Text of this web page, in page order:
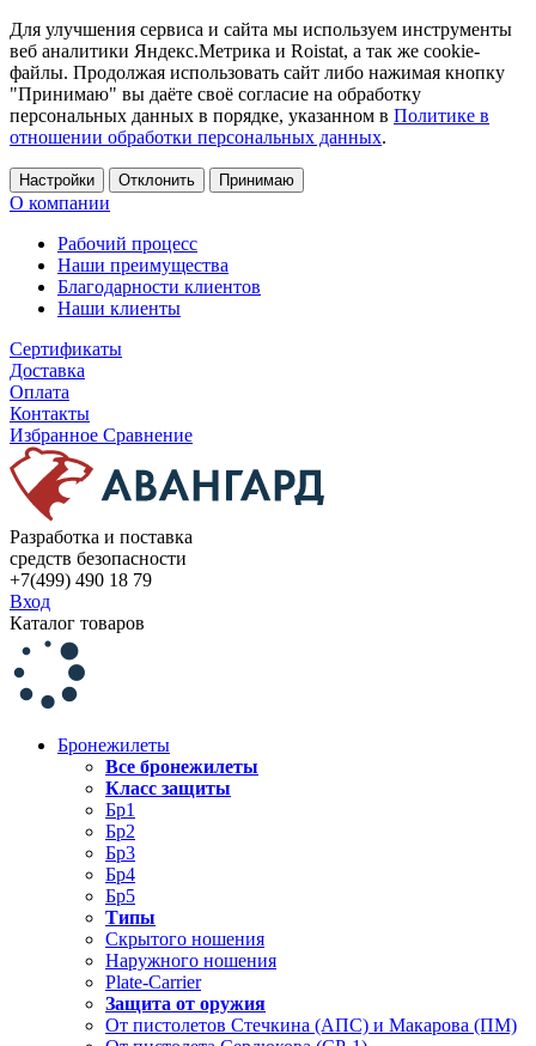
Для улучшения сервиса и сайта мы используем инструменты
веб аналитики Яндекс.Метрика и Roistat, а так же cookie-
файлы. Продолжая использовать сайт либо нажимая кнопку
"Принимаю" вы даёте своё согласие на обработку
персональных данных в порядке, указанном в Политике в
отношении обработки персональных данных.
Настройки Отклонить Принимаю
О компании
Рабочий процесс
Наши преимущества
Благодарности клиентов
Наши клиенты
Сертификаты
Доставка
Оплата
Контакты
Избранное Сравнение
Разработка и поставка
средств безопасности
+7(499) 490 18 79
Вход
Каталог товаров
Бронежилеты
Все бронежилеты
Класс защиты
Бр1
Бр2
Бр3
Бр4
Бр5
Типы
Скрытого ношения
Наружного ношения
Plate-Carrier
Защита от оружия
От пистолетов Стечкина (АПС) и Макарова (ПМ)